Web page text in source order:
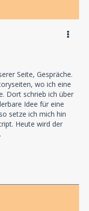
Seite, Gespräche.
wo ich eine
Dort schrieb ich über
Idee für eine
setze ich mich hin
Heute wird der